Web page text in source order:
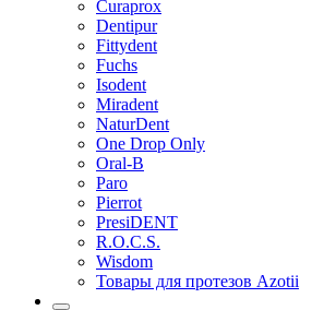
Curaprox
Dentipur
Fittydent
Fuchs
Isodent
Miradent
NaturDent
One Drop Only
Oral-B
Paro
Pierrot
PresiDENT
R.O.C.S.
Wisdom
Товары для протезов Azotii